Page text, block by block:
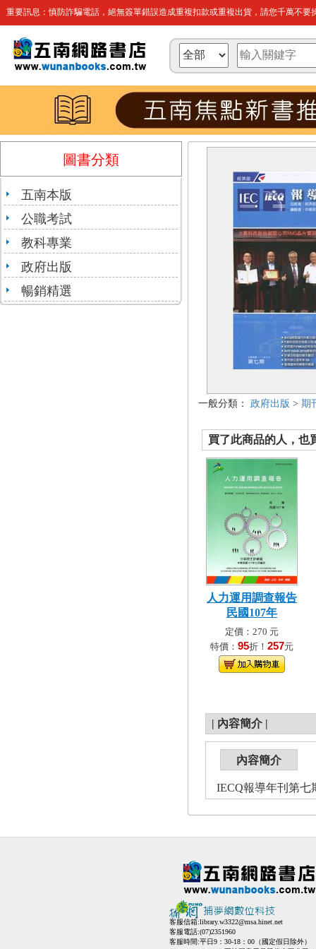
重要訊息：慎防詐騙電話，絕無簽單錯誤造成重複扣款或重複出貨，請您千萬不要
圖書分類
五南本版
公職考試
教科專業
政府出版
暢銷精選
一般分類： 政府出版 > 期
買了此商品的人，也
人力運用調查報告
民國107年
定價：270 元
特價： 95折！ 257元
| 內容簡介 |
內容簡介
IECQ報導年刊第七
客服信箱:library.w3322@msa.hinet.net
客服電話:(07)2351960
客服時間:平日9：30-18：00（國定假日除外）